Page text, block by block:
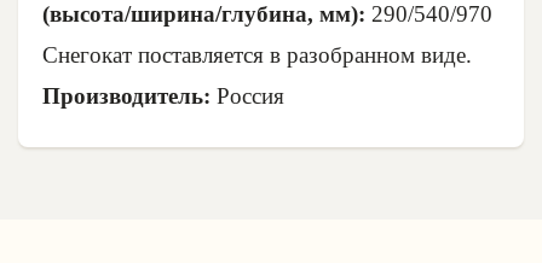
(высота/ширина/глубина, мм): 290/540/970
Снегокат поставляется в разобранном виде.
Производитель: Россия